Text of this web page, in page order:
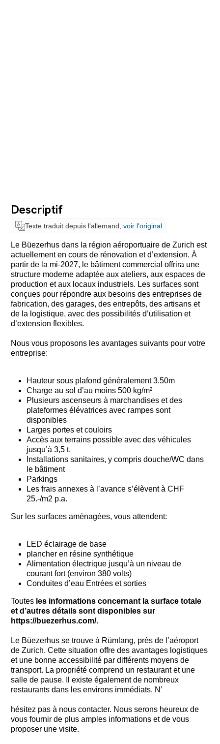
Descriptif
Texte traduit depuis l'allemand, voir l'original
Le Büezerhus dans la région aéroportuaire de Zurich est
actuellement en cours de rénovation et d’extension. À
partir de la mi-2027, le bâtiment commercial offrira une
structure moderne adaptée aux ateliers, aux espaces de
production et aux locaux industriels. Les surfaces sont
conçues pour répondre aux besoins des entreprises de
fabrication, des garages, des entrepôts, des artisans et
de la logistique, avec des possibilités d’utilisation et
d’extension flexibles.
Nous vous proposons les avantages suivants pour votre
entreprise:
Hauteur sous plafond généralement 3.50m
Charge au sol d’au moins 500 kg/m²
Plusieurs ascenseurs à marchandises et des
plateformes élévatrices avec rampes sont
disponibles
Larges portes et couloirs
Accès aux terrains possible avec des véhicules
jusqu’à 3,5 t.
Installations sanitaires, y compris douche/WC dans
le bâtiment
Parkings
Les frais annexes à l’avance s’élèvent à CHF
25.-/m2 p.a.
Sur les surfaces aménagées, vous attendent:
LED éclairage de base
plancher en résine synthétique
Alimentation électrique jusqu’à un niveau de
courant fort (environ 380 volts)
Conduites d’eau Entrées et sorties
Toutes les informations concernant la surface totale
et d’autres détails sont disponibles sur
https://buezerhus.com/.
Le Büezerhus se trouve à Rümlang, près de l’aéroport
de Zurich. Cette situation offre des avantages logistiques
et une bonne accessibilité par différents moyens de
transport. La propriété comprend un restaurant et une
salle de pause. Il existe également de nombreux
restaurants dans les environs immédiats. N’
hésitez pas à nous contacter. Nous serons heureux de
vous fournir de plus amples informations et de vous
proposer une visite.